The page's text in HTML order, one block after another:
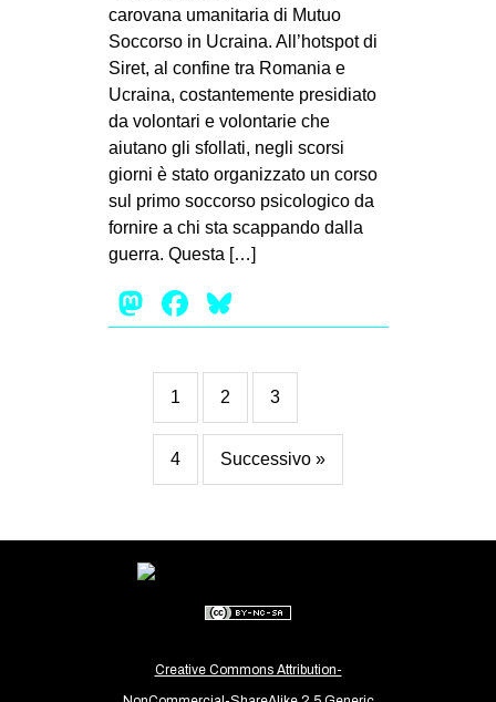
carovana umanitaria di Mutuo
Soccorso in Ucraina. All’hotspot di
Siret, al confine tra Romania e
Ucraina, costantemente presidiato
da volontari e volontarie che
aiutano gli sfollati, negli scorsi
giorni è stato organizzato un corso
sul primo soccorso psicologico da
fornire a chi sta scappando dalla
guerra. Questa […]
Mastodon
Facebook
1 2 3
4 Successivo »
Creative Commons Attribution-